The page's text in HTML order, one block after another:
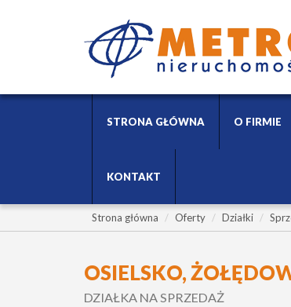
STRONA GŁÓWNA O FIRMIE
KONTAKT
Strona główna Oferty Działki
OSIELSKO,
DZIAŁKA NA SPRZEDAŻ